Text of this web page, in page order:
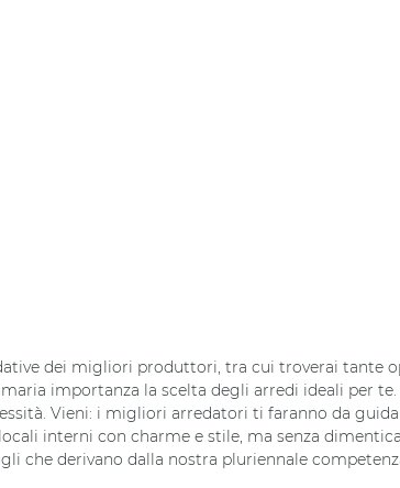
dei migliori produttori, tra cui troverai tante
importanza la scelta degli arredi ideali per
Vieni: i migliori arredatori ti faranno da
interni con charme e stile, ma senza
derivano dalla nostra pluriennale